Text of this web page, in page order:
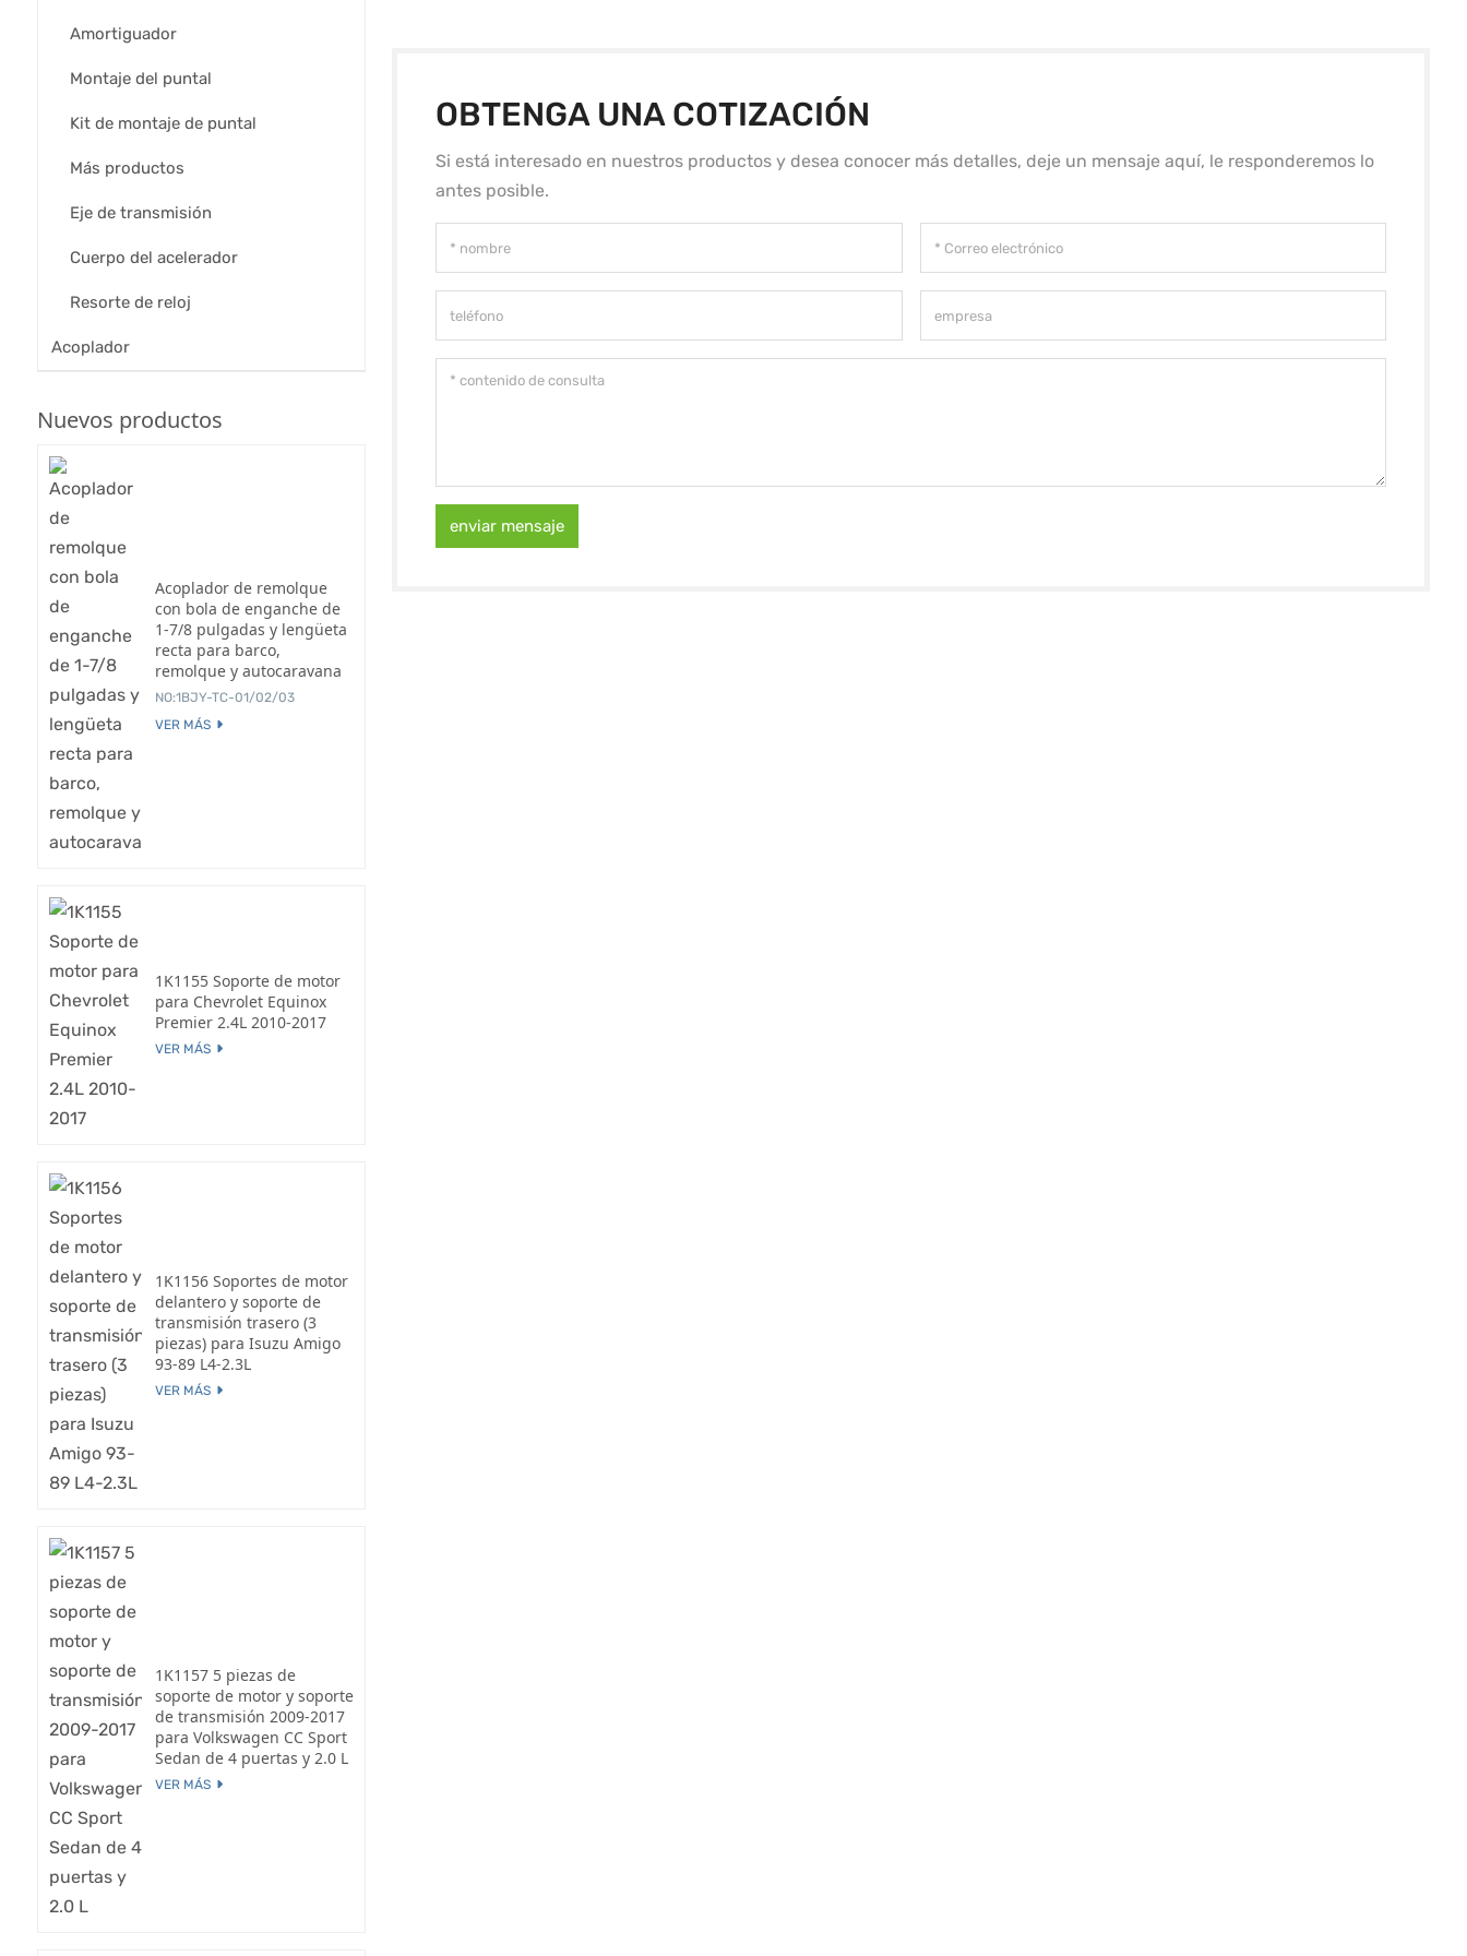
OBTENGA UNA COTIZACIÓN
Si está interesado en nuestros productos y desea conocer más detalles, deje un mensaje aquí, le responderemos lo
antes posible.
enviar mensaje
Amortiguador
Montaje del puntal
Kit de montaje de puntal
Más productos
Eje de transmisión
Cuerpo del acelerador
Resorte de reloj
Acoplador
Nuevos productos
Acoplador de remolque
con bola de enganche de
1-7/8 pulgadas y lengüeta
recta para barco,
remolque y autocaravana
NO:1BJY-TC-01/02/03
VER MÁS
1K1155 Soporte de motor
para Chevrolet Equinox
Premier 2.4L 2010-2017
VER MÁS
1K1156 Soportes de motor
delantero y soporte de
transmisión trasero (3
piezas) para Isuzu Amigo
93-89 L4-2.3L
VER MÁS
1K1157 5 piezas de
soporte de motor y soporte
de transmisión 2009-2017
para Volkswagen CC Sport
Sedan de 4 puertas y 2.0 L
VER MÁS